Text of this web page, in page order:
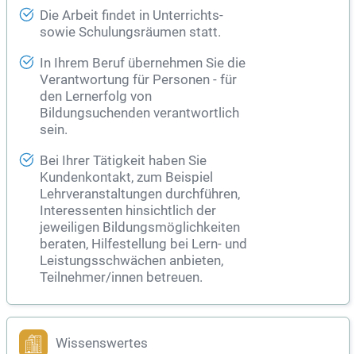
Die Arbeit findet in Unterrichts-
sowie Schulungsräumen statt.
In Ihrem Beruf übernehmen Sie die
Verantwortung für Personen - für
den Lernerfolg von
Bildungsuchenden verantwortlich
sein.
Bei Ihrer Tätigkeit haben Sie
Kundenkontakt, zum Beispiel
Lehrveranstaltungen durchführen,
Interessenten hinsichtlich der
jeweiligen Bildungsmöglichkeiten
beraten, Hilfestellung bei Lern- und
Leistungsschwächen anbieten,
Teilnehmer/innen betreuen.
Wissenswertes